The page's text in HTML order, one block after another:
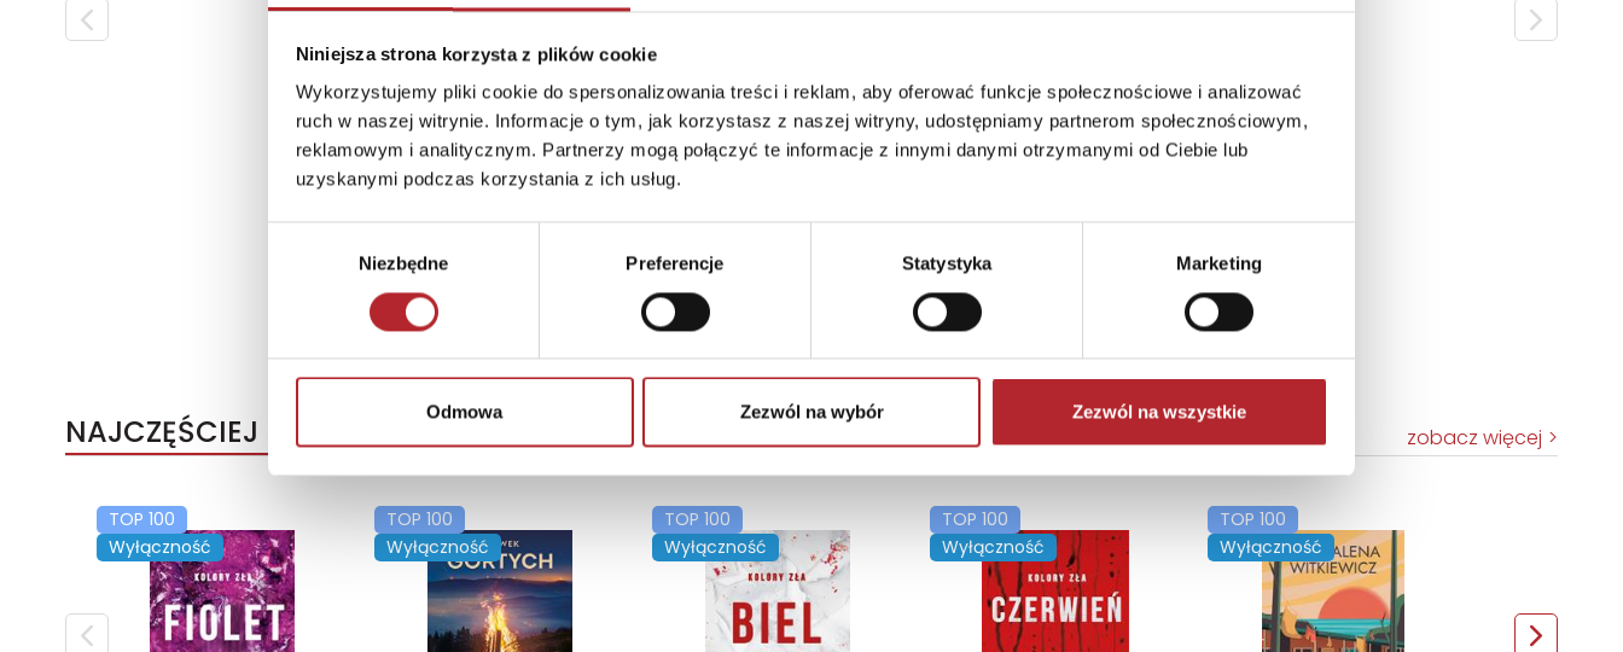
Niniejsza strona korzysta z plików cookie
Wykorzystujemy pliki cookie do spersonalizowania treści i reklam, aby oferować funkcje społecznościowe i analizować
ruch w naszej witrynie. Informacje o tym, jak korzystasz z naszej witryny, udostępniamy partnerom społecznościowym,
reklamowym i analitycznym. Partnerzy mogą połączyć te informacje z innymi danymi otrzymanymi od Ciebie lub
uzyskanymi podczas korzystania z ich usług.
Niezbędne Preferencje Statystyka Marketing
Odmowa Zezwól na wybór Zezwól na wszystkie
Brak danych
NAJCZĘŚCIEJ KUPOWANE zobacz więcej
TOP 100
Wyłączność
TOP 100
Wyłączność
TOP 100
Wyłączność
TOP 100
Wyłączność
TOP 100
Wyłączność